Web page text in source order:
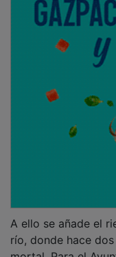
río, donde hace
mortal. Para el